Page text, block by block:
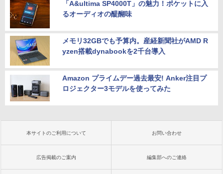
「A&ultima SP4000T」の魅力！ポケットに入
るオーディオの醍醐味
メモリ32GBでも予算内。産経新聞社がAMD R
yzen搭載dynabookを2千台導入
Amazon プライムデー過去最安! Anker注目プ
ロジェクター3モデルを使ってみた
本サイトのご利用について お問い合わせ
広告掲載のご案内 編集部へのご連絡